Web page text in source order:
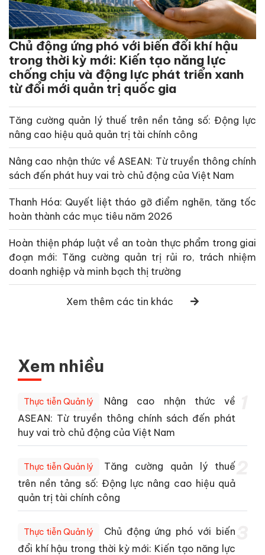
Chủ động ứng phó với biến đổi khí hậu
trong thời kỳ mới: Kiến tạo năng lực
chống chịu và động lực phát triển xanh
từ đổi mới quản trị quốc gia
Tăng cường quản lý thuế trên nền tảng số: Động lực
nâng cao hiệu quả quản trị tài chính công
Nâng cao nhận thức về ASEAN: Từ truyền thông chính
sách đến phát huy vai trò chủ động của Việt Nam
Thanh Hóa: Quyết liệt tháo gỡ điểm nghẽn, tăng tốc
hoàn thành các mục tiêu năm 2026
Hoàn thiện pháp luật về an toàn thực phẩm trong giai
đoạn mới: Tăng cường quản trị rủi ro, trách nhiệm
doanh nghiệp và minh bạch thị trường
Xem thêm các tin khác
Xem nhiều
Thực tiễn Quản lý
Nâng cao nhận thức về
ASEAN: Từ truyền thông chính sách đến phát
huy vai trò chủ động của Việt Nam
Thực tiễn Quản lý
Tăng cường quản lý thuế
trên nền tảng số: Động lực nâng cao hiệu quả
quản trị tài chính công
Thực tiễn Quản lý
Chủ động ứng phó với biến
đổi khí hậu trong thời kỳ mới: Kiến tạo năng lực